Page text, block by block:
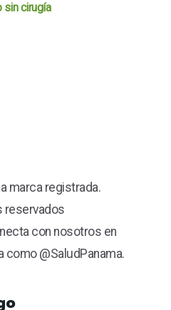
sin cirugía
marca registrada.
reservados
con nosotros en
@SaludPanama.